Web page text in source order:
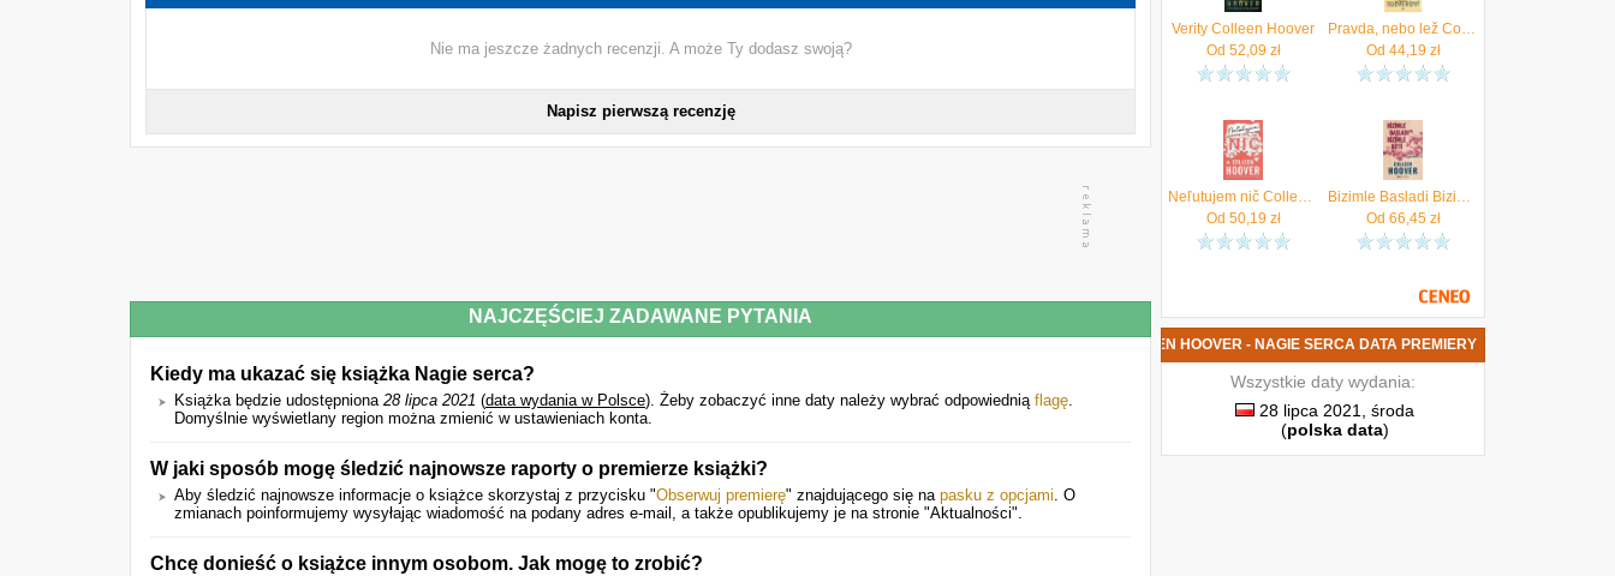
Nie ma jeszcze żadnych recenzji. A może Ty dodasz swoją?
Napisz pierwszą recenzję
NAJCZĘŚCIEJ ZADAWANE PYTANIA
Kiedy ma ukazać się książka Nagie serca?
Książka będzie udostępniona 28 lipca 2021 (data wydania w Polsce). Żeby zobaczyć inne daty należy wybrać odpowiednią flagę.
Domyślnie wyświetlany region można zmienić w ustawieniach konta.
W jaki sposób mogę śledzić najnowsze raporty o premierze książki?
Aby śledzić najnowsze informacje o książce skorzystaj z przycisku "Obserwuj premierę" znajdującego się na pasku z opcjami. O
zmianach poinformujemy wysyłając wiadomość na podany adres e-mail, a także opublikujemy je na stronie "Aktualności".
Chcę donieść o książce innym osobom. Jak mogę to zrobić?
Verity Colleen Hoover
Od 52,09 zł
Pravda, nebo lež Colleen Hoover
Od 44,19 zł
Neľutujem nič Colleen Hoover
Od 50,19 zł
Bizimle Basladi Bizimle Bitti Colleen Hoover
Od 66,45zł
NOWA KSIĄŻKA COLLEEN HOOVER - NAGIE SERCA DATA PREMIERY
Wszystkie daty wydania:
28 lipca 2021, środa
(polska data)